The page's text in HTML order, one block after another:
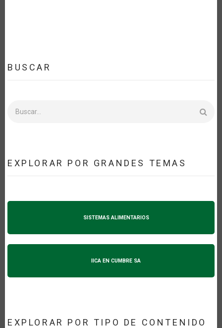
BUSCAR
EXPLORAR POR GRANDES TEMAS
SISTEMAS ALIMENTARIOS
IICA EN CUMBRE SA
EXPLORAR POR TIPO DE CONTENIDO